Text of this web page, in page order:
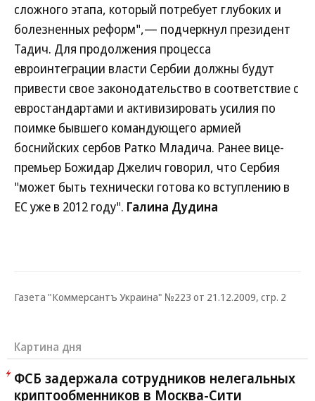
сложного этапа, который потребует глубоких и
болезненных реформ",— подчеркнул президент
Тадич. Для продолжения процесса
евроинтеграции власти Сербии должны будут
привести свое законодательство в соответствие с
евростандартами и активизировать усилия по
поимке бывшего командующего армией
боснийских сербов Ратко Младича. Ранее вице-
премьер Божидар Джелич говорил, что Сербия
"может быть технически готова ко вступлению в
ЕС уже в 2012 году". Галина Дудина